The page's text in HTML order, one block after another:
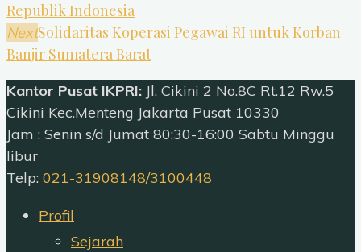
Republik Indonesia
NextSolidaritas Koperasi Pegawai RI untuk Korban
Banjir Sumatera Barat
Kantor Pusat IKPRI: Jl. Cikini 2 No.8C Rt.12 Rw.5
Cikini Kec.Menteng Jakarta Pusat 10330
Jam : Senin s/d Jumat 80:30-16:00 Sabtu Minggu
libur
Telp: 021-31908148/3100448
Profil
Sejarah